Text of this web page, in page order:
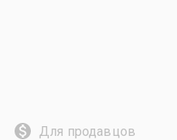
Для продавцов